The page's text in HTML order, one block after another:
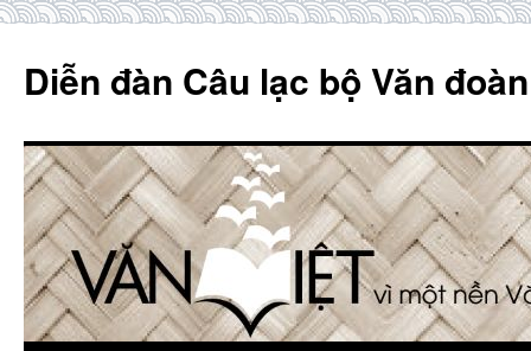
content
Diễn đàn Câu lạc bộ Văn